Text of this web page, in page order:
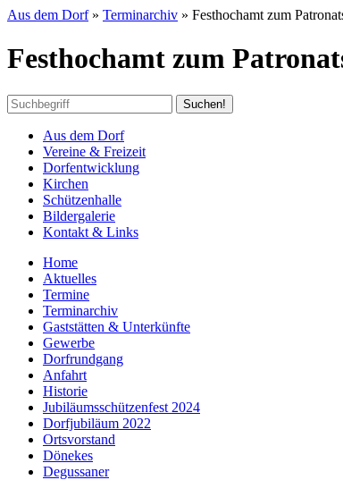
Aus dem Dorf » Terminarchiv » Festhochamt zum
Festhochamt zum
Aus dem Dorf
Vereine & Freizeit
Dorfentwicklung
Kirchen
Schützenhalle
Bildergalerie
Kontakt & Links
Home
Aktuelles
Termine
Terminarchiv
Gaststätten & Unterkünfte
Gewerbe
Dorfrundgang
Anfahrt
Historie
Jubiläumsschützenfest 2024
Dorfjubiläum 2022
Ortsvorstand
Dönekes
Degussaner